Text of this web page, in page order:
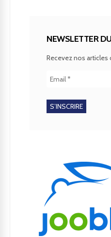
NEWSLETTER
Recevez nos articles